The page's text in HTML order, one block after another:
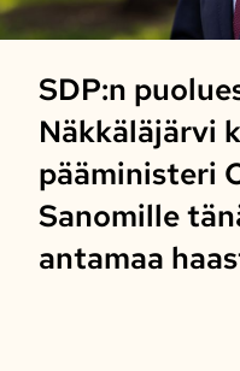
SDP:n
Näkkäläjärvi
pääministeri
Sanomille
antamaa